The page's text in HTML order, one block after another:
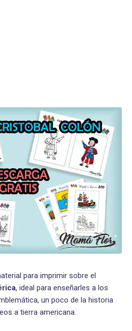
para imprimir sobre el
, ideal para enseñarles a los
un poco de la historia
a tierra americana.